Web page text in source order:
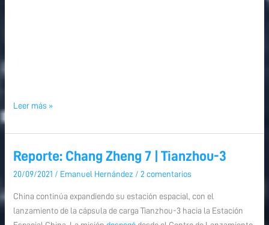
Leer más »
Reporte: Chang Zheng 7 | Tianzhou-3
20/09/2021 / Emanuel Hernández / 2 comentarios
China continúa expandiendo su estación espacial, con el
lanzamiento de la cápsula de carga Tianzhou-3 hacia la Estación
Reporte:
7
|
Reporte:
7
|